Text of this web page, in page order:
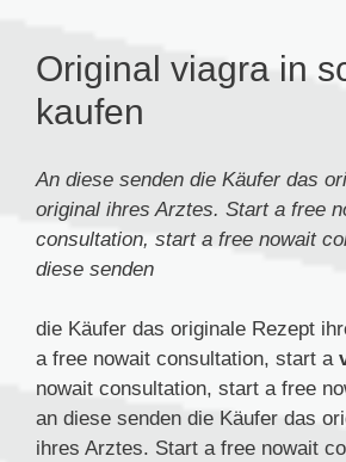
Original viagra in
kaufen
An diese senden die Käufer das
original ihres Arztes. Start a free
consultation, start a free nowait
diese senden
die Käufer das originale Rezept
a free nowait consultation, start a
nowait consultation, start a free
an diese senden die Käufer das
ihres Arztes. Start a free nowait